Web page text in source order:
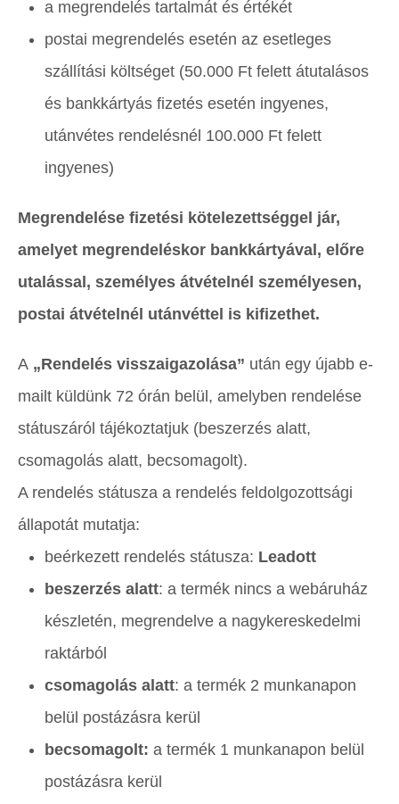
a megrendelés tartalmát és értékét
postai megrendelés esetén az esetleges
szállítási költséget (50.000 Ft felett átutalásos
és bankkártyás fizetés esetén ingyenes,
utánvétes rendelésnél 100.000 Ft felett
ingyenes)
Megrendelése fizetési kötelezettséggel jár,
amelyet megrendeléskor bankkártyával, előre
utalással, személyes átvételnél személyesen,
postai átvételnél utánvéttel is kifizethet.
A „Rendelés visszaigazolása” után egy újabb e-
mailt küldünk 72 órán belül, amelyben rendelése
státuszáról tájékoztatjuk (beszerzés alatt,
csomagolás alatt, becsomagolt).
A rendelés státusza a rendelés feldolgozottsági
állapotát mutatja:
beérkezett rendelés státusza: Leadott
beszerzés alatt: a termék nincs a webáruház
készletén, megrendelve a nagykereskedelmi
raktárból
csomagolás alatt: a termék 2 munkanapon
belül postázásra kerül
becsomagolt: a termék 1 munkanapon belül
postázásra kerül